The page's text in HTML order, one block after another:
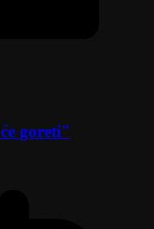
goreti"